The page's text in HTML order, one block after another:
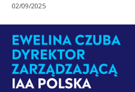
02/09/2025